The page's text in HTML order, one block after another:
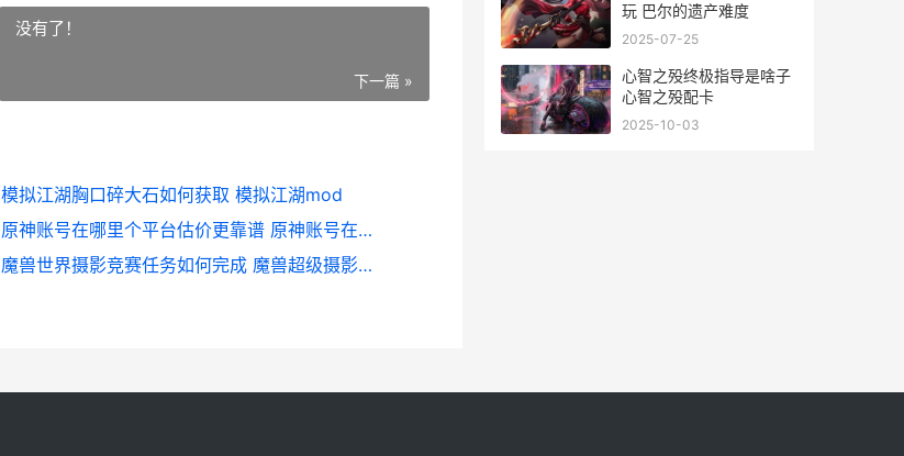
没有了！
下一篇 »
模拟江湖胸口碎大石如何获取 模拟江湖mod
原神账号在哪里个平台估价更靠谱 原神账号在哪里卖比较快
魔兽世界摄影竞赛任务如何完成 魔兽超级摄影器fx
玩 巴尔的遗产难度
2025-07-25
心智之殁终极指导是啥子
心智之殁配卡
2025-10-03